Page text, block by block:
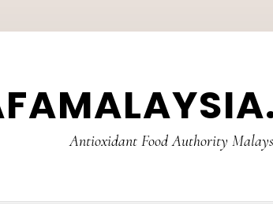
Antioxidant Food Authority